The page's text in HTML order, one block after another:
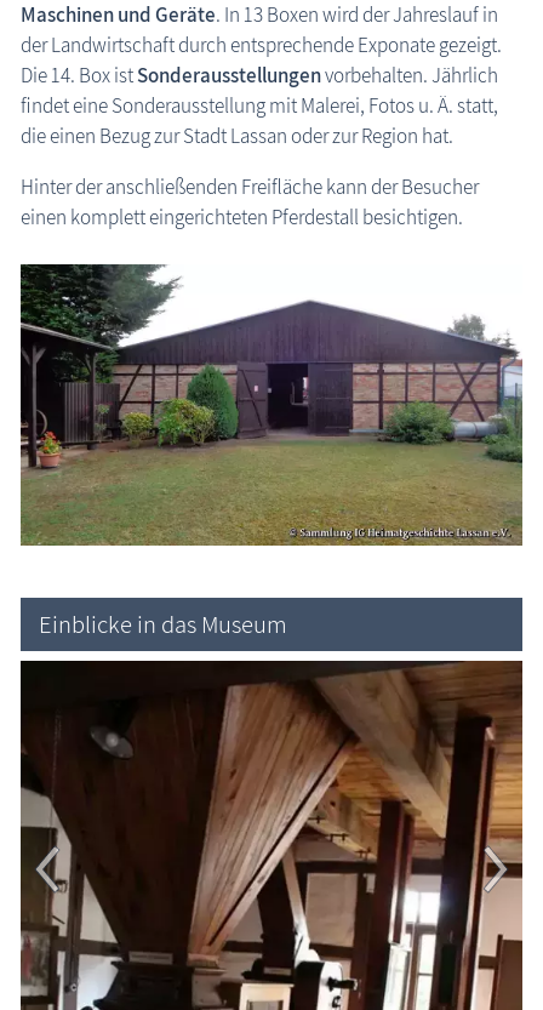
Seebrücken, Molen
Sehenswertes »Dies und Das«
Steinkreise
Strandpromenaden, Flaniermeilen
Windmühlen, Mühlen
Zoo & Tierpark
Traditionelles
Zeitzeugen
Begriffe erklärt
Veranstaltungen
Blog
Maschinen und Geräte. In 13 Boxen wird der Jahreslauf in
der Landwirtschaft durch entsprechende Exponate gezeigt.
Die 14. Box istSonderausstellungenvorbehalten. Jährlich
findet eine Sonderausstellung mit Malerei, Fotos u. Ä. statt,
die einen Bezug zur Stadt Lassan oder zur Region hat.
Hinter der anschließenden Freifläche kann der Besucher
einen komplett eingerichteten Pferdestall besichtigen.
Einblicke in das Museum